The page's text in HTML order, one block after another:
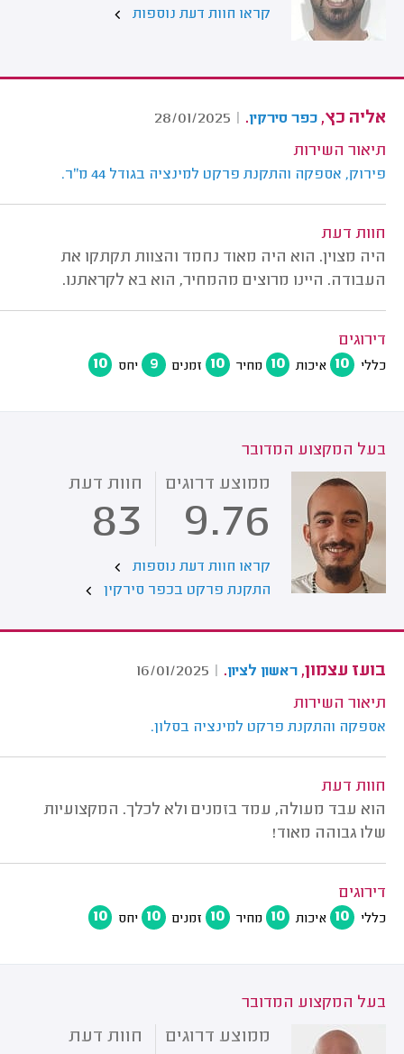
קראו חוות דעת נוספות
אליה כץ, כפר סירקין.
|
28/01/2025
תיאור השירות
פירוק, אספקה והתקנת פרקט למינציה בגודל 44 מ"ר.
חוות דעת
היה מצוין. הוא היה מאוד נחמד והצוות תקתקו את
העבודה. היינו מרוצים מהמחיר, הוא בא לקראתנו.
דירוגים
כללי 10 איכות 10 מחיר 10 זמנים 9 יחס 10
בעל המקצוע המדובר
ממוצע דרוגים
9.76
חוות דעת
83
קראו חוות דעת נוספות
התקנת פרקט בכפר סירקין
בועז עצמון, ראשון לציון.
|
16/01/2025
תיאור השירות
אספקה והתקנת פרקט למינציה בסלון.
חוות דעת
הוא עבד מעולה, עמד בזמנים ולא לכלך. המקצועיות
שלו גבוהה מאוד!
דירוגים
כללי 10 איכות 10 מחיר 10 זמנים 10 יחס 10
בעל המקצוע המדובר
ממוצע דרוגים חוות דעת